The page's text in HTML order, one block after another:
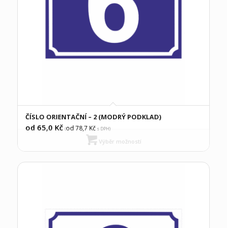
ČÍSLO ORIENTAČNÍ – 2 (MODRÝ PODKLAD)
od 65,0 Kč (od 78,7 Kčs DPH)
Výběr možností